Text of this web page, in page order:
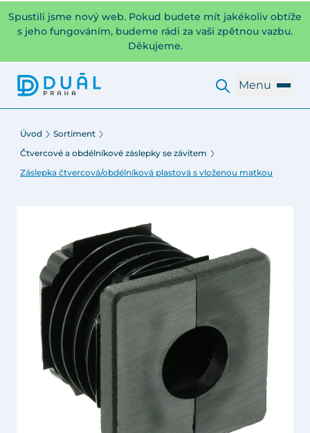
Spustili jsme nový web. Pokud budete mít jakékoliv obtíže
s jeho fungováním, budeme rádi za vaši zpětnou vazbu.
Děkujeme.
Menu
Úvod
Sortiment
Čtvercové a obdélníkové záslepky se závitem
Záslepka čtvercová/obdélníková plastová s vloženou matkou